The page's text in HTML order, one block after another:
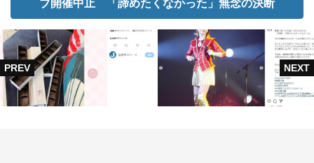
ブ開催中止 「諦めたくなかった」無念の決断